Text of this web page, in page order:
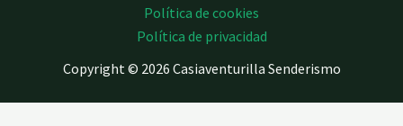
Política de cookies
Política de privacidad
Copyright © 2026 Casiaventurilla Senderismo